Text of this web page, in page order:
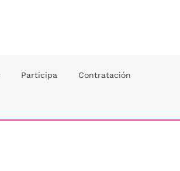
Participa Contratación